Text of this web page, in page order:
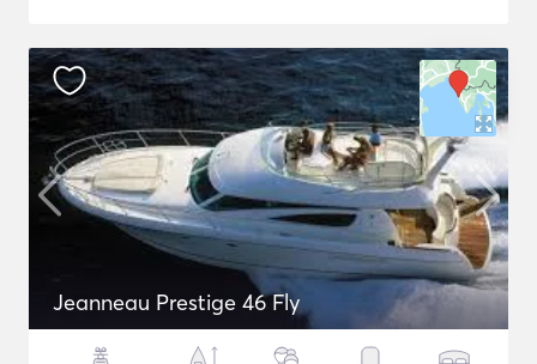
Jeanneau Prestige 46 Fly